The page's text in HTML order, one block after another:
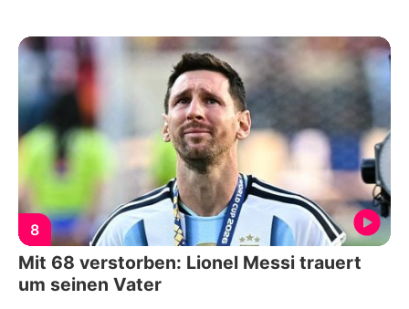
8
Mit 68 verstorben: Lionel Messi trauert
um seinen Vater